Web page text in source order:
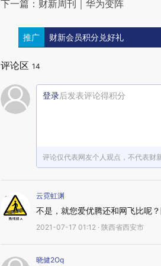
下一篇：财新周刊｜华为变阵
推广 财新会员积分兑好礼
评论区 14
登录后发表评论得积分
评论仅代表网友个人观点，不代表财
云霓虹渊
不是，就您爱优腾还和网飞比呢
2021-07-17 01:12 · 陕西省西安市
晓健2Oq